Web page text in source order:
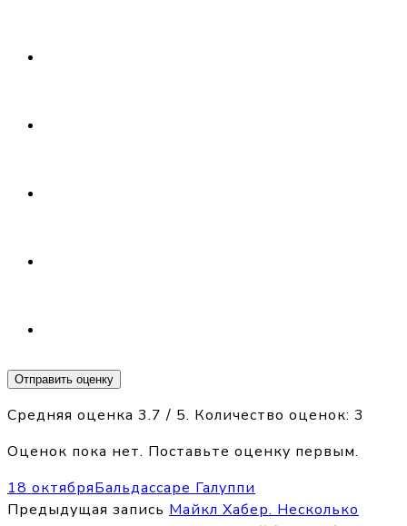
Отправить оценку
Средняя оценка 3.7 / 5. Количество оценок: 3
Оценок пока нет. Поставьте оценку первым.
18 октябряБальдассаре Галуппи
Предыдущая запись Майкл Хабер. Несколько